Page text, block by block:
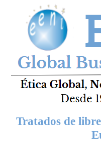
Tratados de